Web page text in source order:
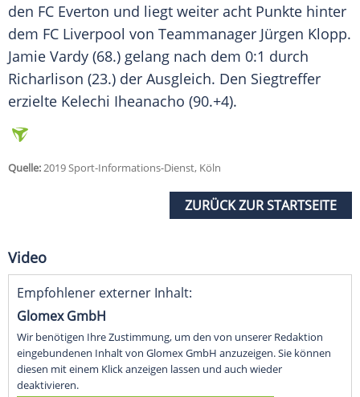
den FC Everton und liegt weiter acht Punkte hinter
dem FC Liverpool von Teammanager Jürgen Klopp.
Jamie Vardy (68.) gelang nach dem 0:1 durch
Richarlison (23.) der Ausgleich. Den Siegtreffer
erzielte Kelechi Iheanacho (90.+4).
Quelle:2019 Sport-Informations-Dienst, Köln
ZURÜCK ZUR STARTSEITE
Video
Empfohlener externer Inhalt:
Glomex GmbH
Wir benötigen Ihre Zustimmung, um den von unserer Redaktion
eingebundenen Inhalt von Glomex GmbH anzuzeigen. Sie können
diesen mit einem Klick anzeigen lassen und auch wieder
deaktivieren.